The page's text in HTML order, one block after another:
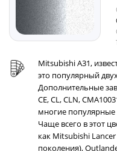
Mitsubishi A31,
это популярный
Дополнительные
CE, CL, CLN,
многие популярные
Чаще всего в этот
как Mitsubishi
поколения),